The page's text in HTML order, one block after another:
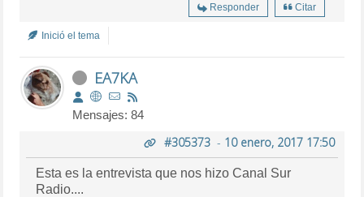
Responder Citar
Inició el tema
EA7KA
Mensajes: 84
#305373- 10 enero, 2017 17:50
Esta es la entrevista que nos hizo Canal Sur
Radio....